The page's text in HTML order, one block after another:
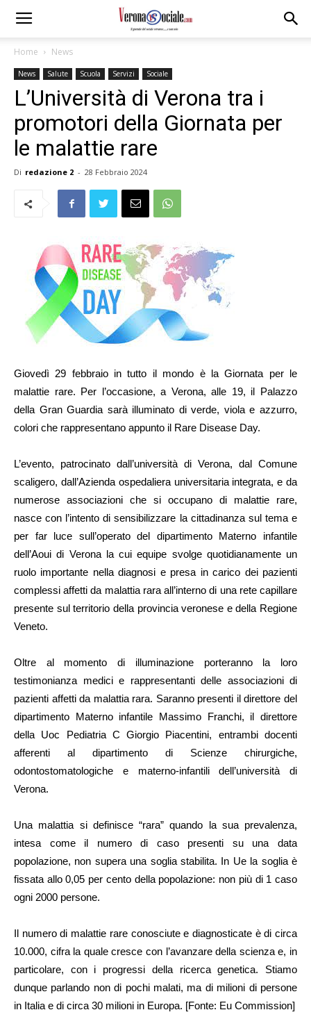
Home News
News Salute Scuola Servizi Sociale
L’Università di Verona tra i
promotori della Giornata per
le malattie rare
Di redazione 2 - 28 Febbraio 2024
Giovedì 29 febbraio in tutto il mondo è la Giornata per le
malattie rare. Per l’occasione, a Verona, alle 19, il Palazzo
della Gran Guardia sarà illuminato di verde, viola e azzurro,
colori che rappresentano appunto il Rare Disease Day.
L’evento, patrocinato dall’università di Verona, dal Comune
scaligero, dall’Azienda ospedaliera universitaria integrata, e da
numerose associazioni che si occupano di malattie rare,
nasce con l’intento di sensibilizzare la cittadinanza sul tema e
per far luce sull’operato del dipartimento Materno infantile
dell’Aoui di Verona la cui equipe svolge quotidianamente un
ruolo importante nella diagnosi e presa in carico dei pazienti
complessi affetti da malattia rara all’interno di una rete capillare
presente sul territorio della provincia veronese e della Regione
Veneto.
Oltre al momento di illuminazione porteranno la loro
testimonianza medici e rappresentanti delle associazioni di
pazienti affetti da malattia rara. Saranno presenti il direttore del
dipartimento Materno infantile Massimo Franchi, il direttore
della Uoc Pediatria C Giorgio Piacentini, entrambi docenti
afferenti al dipartimento di Scienze chirurgiche,
odontostomatologiche e materno-infantili dell’università di
Verona.
Una malattia si definisce “rara” quando la sua prevalenza,
intesa come il numero di caso presenti su una data
popolazione, non supera una soglia stabilita. In Ue la soglia è
fissata allo 0,05 per cento della popolazione: non più di 1 caso
ogni 2000 persone.
Il numero di malattie rare conosciute e diagnosticate è di circa
10.000, cifra la quale cresce con l’avanzare della scienza e, in
particolare, con i progressi della ricerca genetica. Stiamo
dunque parlando non di pochi malati, ma di milioni di persone
in Italia e di circa 30 milioni in Europa. [Fonte: Eu Commission]